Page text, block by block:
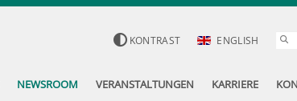
KONTRAST ENGLISH
NEWSROOM VERANSTALTUNGEN KARRIERE